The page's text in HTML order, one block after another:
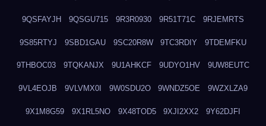
9QSFAYJH 9QSGU715 9R3R0930 9R51T71C 9RJEMRTS
9S85RTYJ 9SBD1GAU 9SC20R8W 9TC3RDIY 9TDEMFKU
9THBOC03 9TQKANJX 9U1AHKCF 9UDYO1HV 9UW8EUTC
9VL4EOJB 9VLVMX0I 9W0SDU2O 9WNDZ5OE 9WZXLZA9
9X1M8G59 9X1RL5NO 9X48TOD5 9XJI2XX2 9Y62DJFI